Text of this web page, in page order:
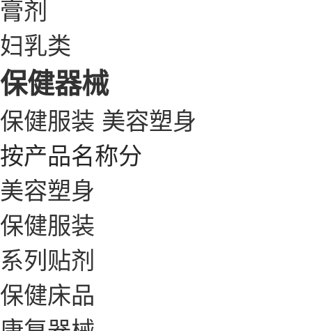
膏剂
妇乳类
保健器械
保健服装 美容塑身
按产品名称分
美容塑身
保健服装
系列贴剂
保健床品